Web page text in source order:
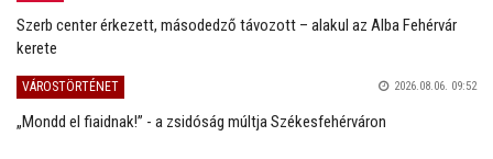
Szerb center érkezett, másodedző távozott – alakul az Alba Fehérvár
kerete
VÁROSTÖRTÉNET 2026.08.06. 09:52
„Mondd el fiaidnak!” - a zsidóság múltja Székesfehérváron